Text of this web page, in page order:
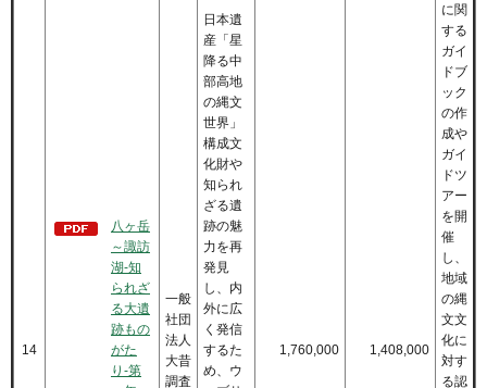
14
八ヶ岳
～諏訪
湖-知
られざ
る大遺
跡もの
がた
り-第
一般
社団
法人
大昔
調査
日本遺
産「星
降る中
部高地
の縄文
世界」
構成文
化財や
知られ
ざる遺
跡の魅
力を再
発見
し、内
外に広
く発信
するた
め、ウ
1,760,000 1,408,000
に関
する
ガイ
ドブ
ック
の作
成や
ガイ
ドツ
アー
を開
催
し、
地域
の縄
文文
化に
対す
る認